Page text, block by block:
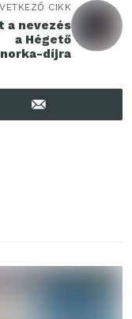
CIKK
a nevezés
a Hégető
díjra